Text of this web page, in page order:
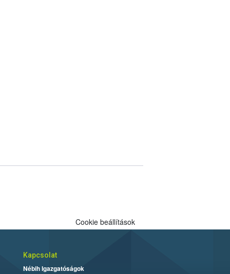
Cookie beállítások
Kapcsolat
Nébih Igazgatóságok